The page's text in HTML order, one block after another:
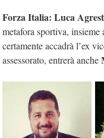
Forza Italia: Luca
metafora sportiva, insieme
certamente accadrà l’ex
assessorato, entrerà anche